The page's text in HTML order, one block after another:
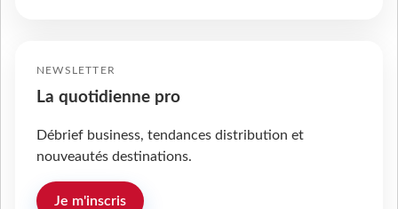
NEWSLETTER
La quotidienne pro
Débrief business, tendances distribution et
nouveautés destinations.
Je m'inscris